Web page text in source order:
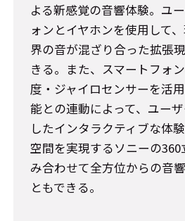
よる新感覚の音響体験。ユ
ォンとイヤホンを使用して
界の音が混ざり合った拡張
きる。また、スマートフォ
度・ジャイロセンサーを活
能との連動によって、ユー
したインタラクティブな体
空間を実現するソニーの
み合わせて全方位からの音
ともできる。